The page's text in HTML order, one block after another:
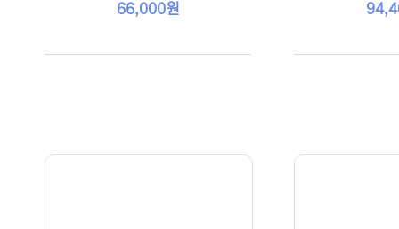
66,000원